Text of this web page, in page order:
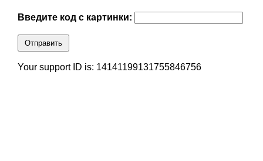
Введите код с картинки:
Отправить
Your support ID is: 14141199131755846756